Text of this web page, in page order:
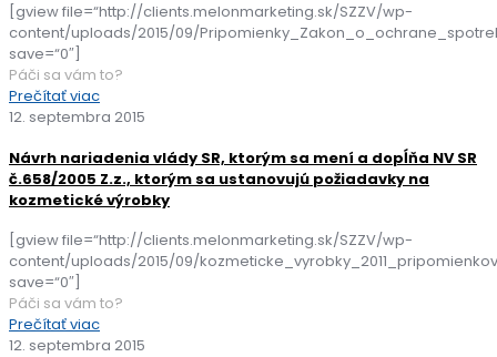
[gview file=“http://clients.melonmarketing.sk/SZZV/wp-
content/uploads/2015/09/
save=“0″]
Páči sa vám to?
Prečítať viac
12. septembra 2015
Návrh nariadenia vlády SR, ktorým sa mení a dopĺňa NV SR
č.658/2005 Z.z., ktorým sa ustanovujú požiadavky na
kozmetické výrobky
[gview file=“http://clients.melonmarketing.sk/SZZV/wp-
content/uploads/2015/09/
save=“0″]
Páči sa vám to?
Prečítať viac
12. septembra 2015